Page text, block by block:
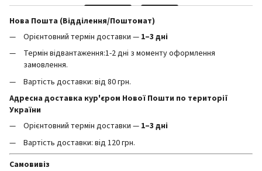
Нова Пошта (Відділення/Поштомат)
Орієнтовний термін доставки — 1–3 дні
Термін відвантаження:1-2 дні з моменту оформлення
замовлення.
Вартість доставки: від 80 грн.
Адресна доставка кур'єром Нової Пошти по території
України
Орієнтовний термін доставки — 1–3 дні
Вартість доставки: від 120 грн.
Самовивіз